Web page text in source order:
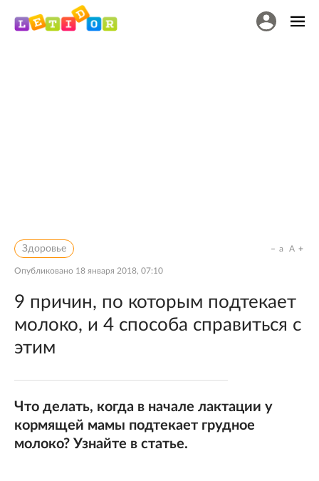
Здоровье
Опубликовано 18 января 2018, 07:10
a A
9 причин, по которым подтекает
молоко, и 4 способа справиться с
этим
Что делать, когда в начале лактации у
кормящей мамы подтекает грудное
молоко? Узнайте в статье.